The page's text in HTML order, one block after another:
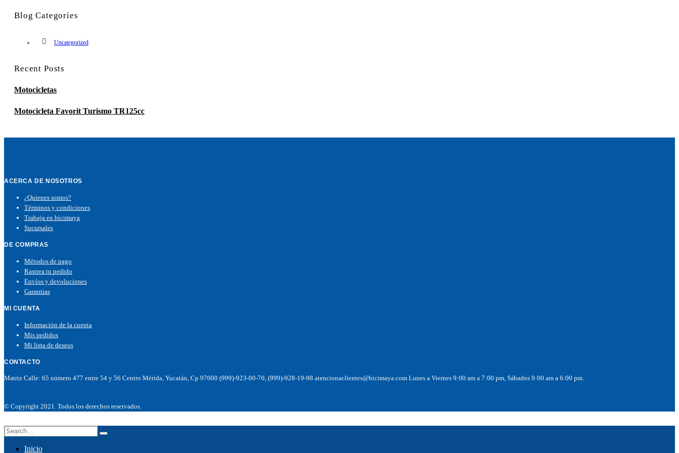
Blog Categories
Uncategorized
Recent Posts
Motocicletas
Motocicleta Favorit Turismo TR125cc
ACERCA DE NOSOTROS
¿Quienes somos?
Términos y condiciones
Trabaja en bicimaya
Sucursales
DE COMPRAS
Métodos de pago
Rastrea tu pedido
Envíos y devoluciones
Garantias
MI CUENTA
Información de la cuenta
Mis pedidos
Mi lista de deseos
CONTACTO
Matriz Calle: 65 número 477 entre 54 y 56 Centro Mérida, Yucatán, Cp 97000 (999)-923-00-70, (999)-928-19-98 atencionaclientes@bicimaya.com Lunes a Viernes 9:00 am a 7:00 pm, Sábados 9:00 am a 6:00 pm.
© Copyright 2021. Todos los derechos reservados.
Inicio